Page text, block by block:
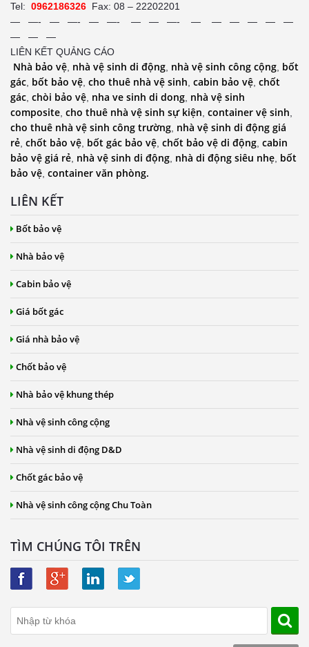
Tel: 0962186326 Fax: 08 – 22202201
— —- — —- — —- — — —- — — — — — —
— — —
LIÊN KẾT QUẢNG CÁO
Nhà bảo vệ nhà vệ sinh di động nhà vệ sinh công cộng bốt
gác bốt bảo vệ cho thuê nhà vệ sinh cabin bảo vệ chốt
gác chòi bảo vệ nha ve sinh di dong nhà vệ sinh
composite cho thuê nhà vệ sinh sự kiện container vệ sinh
cho thuê nhà vệ sinh công trường nhà vệ sinh di động giá
rẻ chốt bảo vệ bốt gác bảo vệ chốt bảo vệ di động cabin
bảo vệ giá rẻ nhà vệ sinh di động nhà di động siêu nhẹ bốt
bảo vệ container văn phòng.
LIÊN KẾT
Bốt bảo vệ
Nhà bảo vệ
Cabin bảo vệ
Giá bốt gác
Giá nhà bảo vệ
Chốt bảo vệ
Nhà bảo vệ khung thép
Nhà vệ sinh công cộng
Nhà vệ sinh di động D&D
Chốt gác bảo vệ
Nhà vệ sinh công cộng Chu Toàn
TÌM CHÚNG TÔI TRÊN